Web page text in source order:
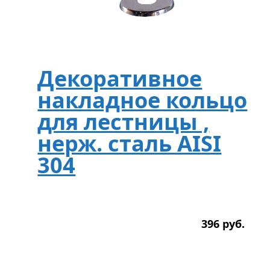
Декоративное
накладное кольцо
для лестницы ,
нерж. сталь AISI
304
396 руб.